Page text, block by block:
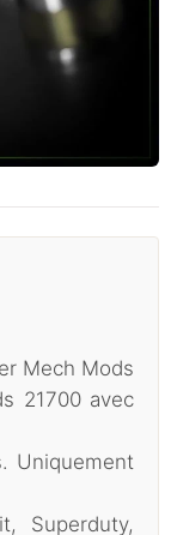
Mech Mods
21700 avec
Uniquement
Superduty,